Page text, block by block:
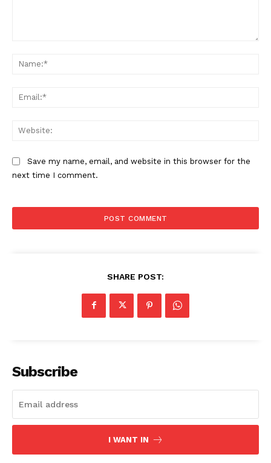
Save my name, email, and website in this browser for the
next time I comment.
SHARE POST:
Subscribe
I WANT IN